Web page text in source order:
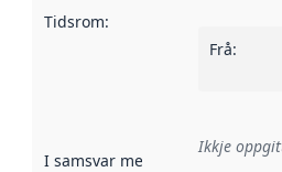
Tidsrom:
Frå:
I samsvar med Referanse til
Ikkje